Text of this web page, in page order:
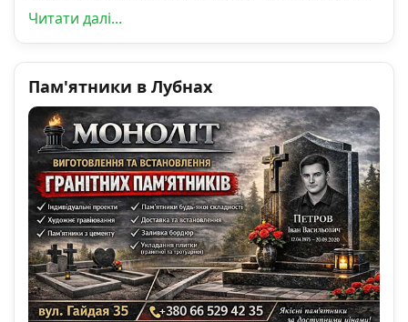
Читати далі...
Пам'ятники в Лубнах